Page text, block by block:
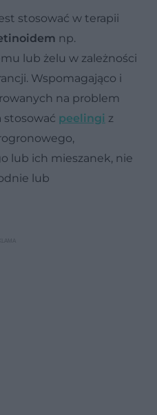
stosować w terapii
np.
lub żelu w zależności
Wspomagająco i
na problem
stosować peelingi z
lub ich mieszanek, nie
lub